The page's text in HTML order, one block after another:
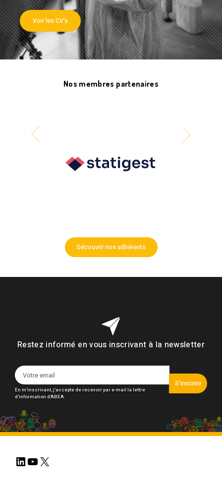
Voir les CV's
Nos membres partenaires
Découvrir nos adhérents
Restez informé en vous inscrivant à la newsletter
En m'inscrivant, j'accepte de recevoir par e-mail la lettre
d'information d'ABEA.
S'inscrire
LinkedIn
YouTube
X